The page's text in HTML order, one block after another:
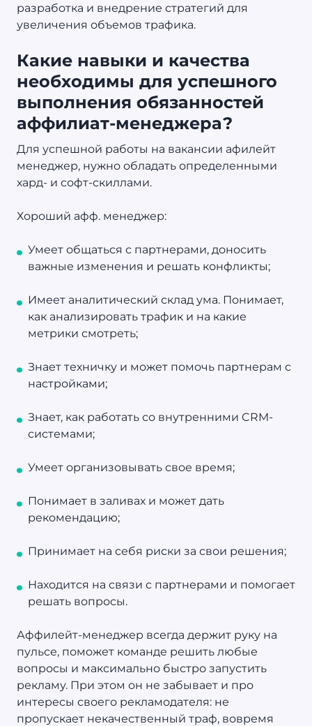
разработка и внедрение стратегий для
увеличения объемов трафика.
Какие навыки и качества
необходимы для успешного
выполнения обязанностей
аффилиат-менеджера?
Для успешной работы на вакансии афилейт
менеджер, нужно обладать определенными
хард- и софт-скиллами.
Хороший афф. менеджер:
Умеет общаться с партнерами, доносить
важные изменения и решать конфликты;
Имеет аналитический склад ума. Понимает,
как анализировать трафик и на какие
метрики смотреть;
Знает техничку и может помочь партнерам с
настройками;
Знает, как работать со внутренними CRM-
системами;
Умеет организовывать свое время;
Понимает в заливах и может дать
рекомендацию;
Принимает на себя риски за свои решения;
Находится на связи с партнерами и помогает
решать вопросы.
Аффилейт-менеджер всегда держит руку на
пульсе, поможет команде решить любые
вопросы и максимально быстро запустить
рекламу. При этом он не забывает и про
интересы своего рекламодателя: не
пропускает некачественный траф, вовремя